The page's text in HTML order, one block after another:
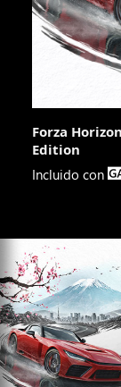
Forza
Edition
Incluido con